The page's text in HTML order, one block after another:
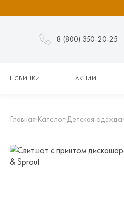
8 (800) 350-20-25
НОВИНКИ АКЦИИ
Главная Каталог Детская одежда